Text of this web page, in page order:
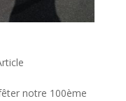
notre 100ème